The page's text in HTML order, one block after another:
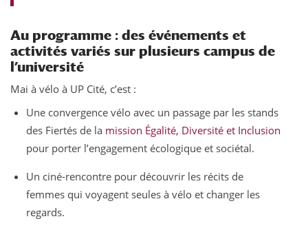
Au programme : des événements et
activités variés sur plusieurs campus de
l’université
Mai à vélo à UP Cité, c’est :
Une convergence vélo avec un passage par les stands
des Fiertés de la mission Égalité, Diversité et Inclusion
pour porter l’engagement écologique et sociétal.
Un ciné-rencontre pour découvrir les récits de
femmes qui voyagent seules à vélo et changer les
regards.